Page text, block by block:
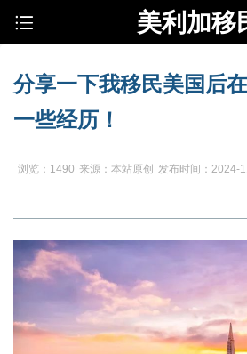
美利加移
分享一下我移民美国后
一些经历！
浏览：1490 来源：本站原创 发布时间：2024-